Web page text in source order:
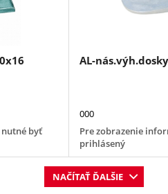
byť
AL-
000
Pre zobrazenie
prihlásený
NAČÍTAŤ ĎALŠIE